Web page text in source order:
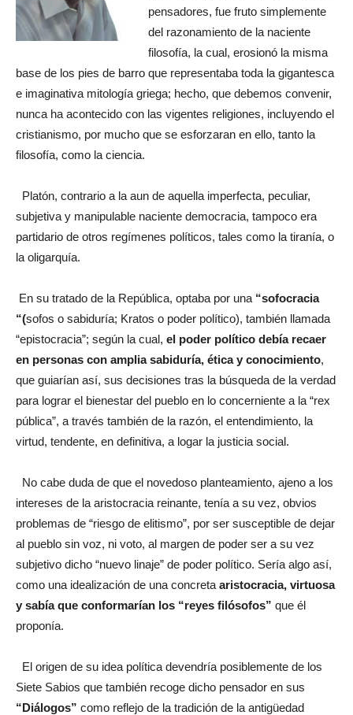
pensadores, fue fruto simplemente
del razonamiento de la naciente
filosofía, la cual, erosionó la misma
base de los pies de barro que representaba toda la gigantesca
e imaginativa mitología griega; hecho, que debemos convenir,
nunca ha acontecido con las vigentes religiones, incluyendo el
cristianismo, por mucho que se esforzaran en ello, tanto la
filosofía, como la ciencia.
Platón, contrario a la aun de aquella imperfecta, peculiar,
subjetiva y manipulable naciente democracia, tampoco era
partidario de otros regímenes políticos, tales como la tiranía, o
la oligarquía.
En su tratado de la República, optaba por una “sofocracia
“(sofos o sabiduría; Kratos o poder político), también llamada
“epistocracia”; según la cual, el poder político debía recaer
en personas con amplia sabiduría, ética y conocimiento,
que guiarían así, sus decisiones tras la búsqueda de la verdad
para lograr el bienestar del pueblo en lo concerniente a la “rex
pública”, a través también de la razón, el entendimiento, la
virtud, tendente, en definitiva, a logar la justicia social.
No cabe duda de que el novedoso planteamiento, ajeno a los
intereses de la aristocracia reinante, tenía a su vez, obvios
problemas de “riesgo de elitismo”, por ser susceptible de dejar
al pueblo sin voz, ni voto, al margen de poder ser a su vez
subjetivo dicho “nuevo linaje” de poder político. Sería algo así,
como una idealización de una concreta aristocracia, virtuosa
y sabía que conformarían los “reyes filósofos” que él
proponía.
El origen de su idea política devendría posiblemente de los
Siete Sabios que también recoge dicho pensador en sus
“Diálogos” como reflejo de la tradición de la antigüedad